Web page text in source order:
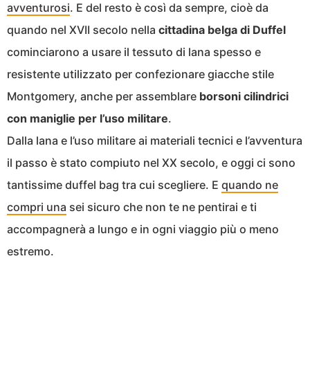
avventurosi. E del resto è così da sempre, cioè da
quando nel XVII secolo nella cittadina belga di Duffel
cominciarono a usare il tessuto di lana spesso e
resistente utilizzato per confezionare giacche stile
Montgomery, anche per assemblare borsoni cilindrici
con maniglie per l’uso militare.
Dalla lana e l’uso militare ai materiali tecnici e l’avventura
il passo è stato compiuto nel XX secolo, e oggi ci sono
tantissime duffel bag tra cui scegliere. E quando ne
compri una sei sicuro che non te ne pentirai e ti
accompagnerà a lungo e in ogni viaggio più o meno
estremo.